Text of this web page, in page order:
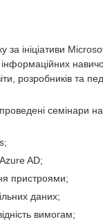
ініціативи
навичок
розробників та
семінари
AD;
пристроями;
даних;
вимогам;